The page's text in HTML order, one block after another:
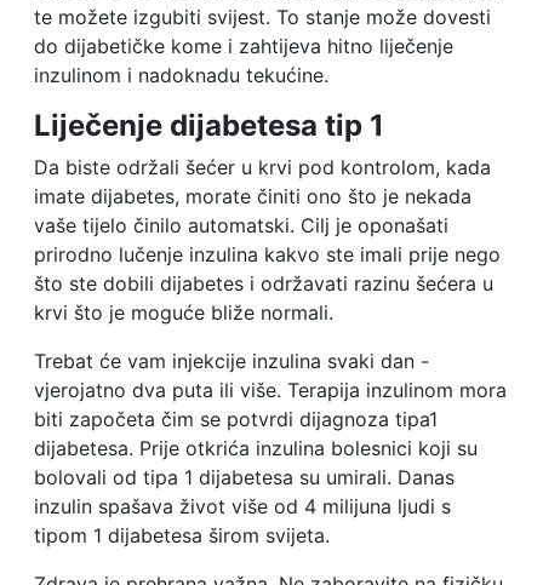
te možete izgubiti svijest. To stanje može dovesti
do dijabetičke kome i zahtijeva hitno liječenje
inzulinom i nadoknadu tekućine.
Liječenje dijabetesa tip 1
Da biste održali šećer u krvi pod kontrolom, kada
imate dijabetes, morate činiti ono što je nekada
vaše tijelo činilo automatski. Cilj je oponašati
prirodno lučenje inzulina kakvo ste imali prije nego
što ste dobili dijabetes i održavati razinu šećera u
krvi što je moguće bliže normali.
Trebat će vam injekcije inzulina svaki dan -
vjerojatno dva puta ili više. Terapija inzulinom mora
biti započeta čim se potvrdi dijagnoza tipa1
dijabetesa. Prije otkrića inzulina bolesnici koji su
bolovali od tipa 1 dijabetesa su umirali. Danas
inzulin spašava život više od 4 milijuna ljudi s
tipom 1 dijabetesa širom svijeta.